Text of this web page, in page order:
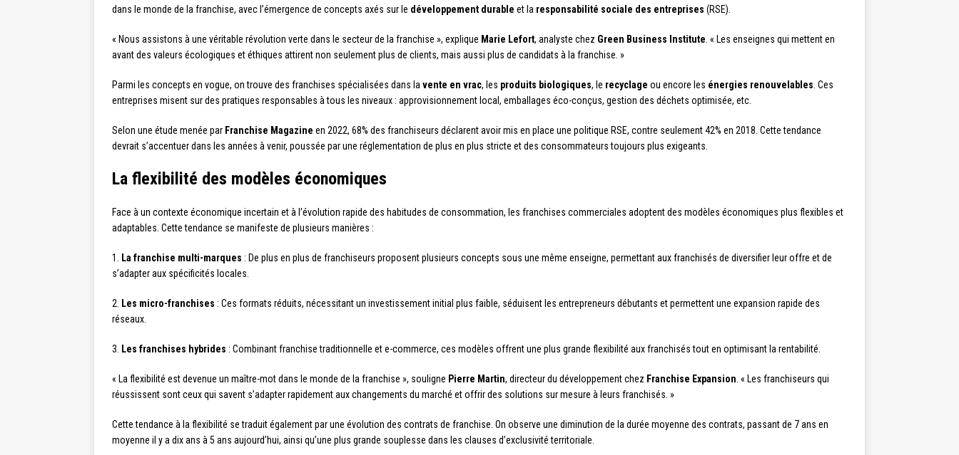
dans le monde de la franchise, avec l’émergence de concepts axés sur le développement durable et la responsabilité sociale des entreprises (RSE).
« Nous assistons à une véritable révolution verte dans le secteur de la franchise », explique Marie Lefort, analyste chez Green Business Institute . « Les enseignes qui mettent en
avant des valeurs écologiques et éthiques attirent non seulement plus de clients, mais aussi plus de candidats à la franchise. »
Parmi les concepts en vogue, on trouve des franchises spécialisées dans la vente en vrac, les produits biologiques, le recyclage ou encore les énergies renouvelables . Ces
entreprises misent sur des pratiques responsables à tous les niveaux : approvisionnement local, emballages éco-conçus, gestion des déchets optimisée, etc.
Selon une étude menée par Franchise Magazine en 2022, 68% des franchiseurs déclarent avoir mis en place une politique RSE, contre seulement 42% en 2018. Cette tendance
devrait s’accentuer dans les années à venir, poussée par une réglementation de plus en plus stricte et des consommateurs toujours plus exigeants.
La flexibilité des modèles économiques
Face à un contexte économique incertain et à l’évolution rapide des habitudes de consommation, les franchises commerciales adoptent des modèles économiques plus flexibles et
adaptables. Cette tendance se manifeste de plusieurs manières :
1. La franchise multi-marques : De plus en plus de franchiseurs proposent plusieurs concepts sous une même enseigne, permettant aux franchisés de diversifier leur offre et de
s’adapter aux spécificités locales.
2. Les micro-franchises : Ces formats réduits, nécessitant un investissement initial plus faible, séduisent les entrepreneurs débutants et permettent une expansion rapide des
réseaux.
3. Les franchises hybrides : Combinant franchise traditionnelle et e-commerce, ces modèles offrent une plus grande flexibilité aux franchisés tout en optimisant la rentabilité.
« La flexibilité est devenue un maître-mot dans le monde de la franchise », souligne Pierre Martin, directeur du développement chez Franchise Expansion . « Les franchiseurs qui
réussissent sont ceux qui savent s’adapter rapidement aux changements du marché et offrir des solutions sur mesure à leurs franchisés. »
Cette tendance à la flexibilité se traduit également par une évolution des contrats de franchise. On observe une diminution de la durée moyenne des contrats, passant de 7 ans en
moyenne il y a dix ans à 5 ans aujourd’hui, ainsi qu’une plus grande souplesse dans les clauses d’exclusivité territoriale.